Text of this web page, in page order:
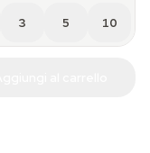
3 5 10